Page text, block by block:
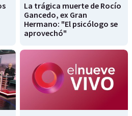
La trágica muerte de Rocío
Gancedo, ex Gran
Hermano: "El psicólogo se
aprovechó"